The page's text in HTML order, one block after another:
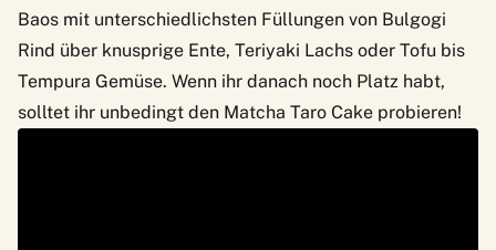
Baos mit unterschiedlichsten Füllungen von Bulgogi
Rind über knusprige Ente, Teriyaki Lachs oder Tofu bis
Tempura Gemüse. Wenn ihr danach noch Platz habt,
solltet ihr unbedingt den Matcha Taro Cake probieren!